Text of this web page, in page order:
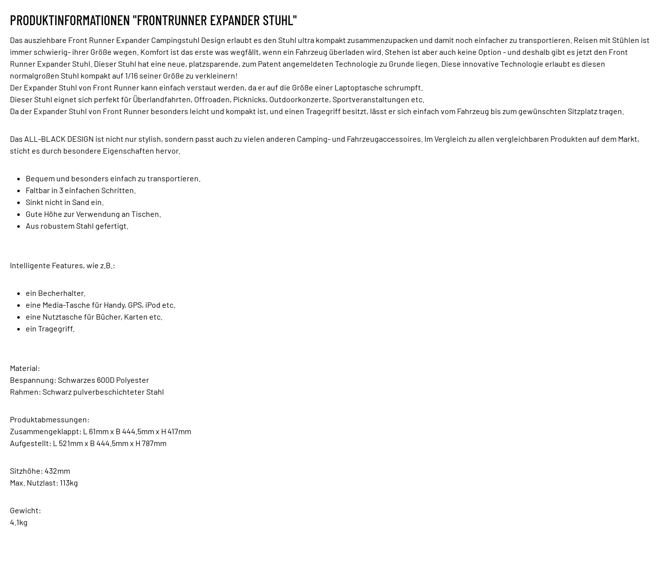
PRODUKTINFORMATIONEN "FRONTRUNNER EXPANDER STUHL"
Das ausziehbare Front Runner Expander Campingstuhl Design erlaubt es den Stuhl ultra kompakt zusammenzupacken und damit noch einfacher zu transportieren. Reisen mit Stühlen ist
immer schwierig- ihrer Größe wegen. Komfort ist das erste was wegfällt, wenn ein Fahrzeug überladen wird. Stehen ist aber auch keine Option - und deshalb gibt es jetzt den Front
Runner Expander Stuhl. Dieser Stuhl hat eine neue, platzsparende, zum Patent angemeldeten Technologie zu Grunde liegen. Diese innovative Technologie erlaubt es diesen
normalgroßen Stuhl kompakt auf 1/16 seiner Größe zu verkleinern!
Der Expander Stuhl von Front Runner kann einfach verstaut werden, da er auf die Größe einer Laptoptasche schrumpft.
Dieser Stuhl eignet sich perfekt für Überlandfahrten, Offroaden, Picknicks, Outdoorkonzerte, Sportveranstaltungen etc.
Da der Expander Stuhl von Front Runner besonders leicht und kompakt ist, und einen Tragegriff besitzt, lässt er sich einfach vom Fahrzeug bis zum gewünschten Sitzplatz tragen.
Das ALL-BLACK DESIGN ist nicht nur stylish, sondern passt auch zu vielen anderen Camping- und Fahrzeugaccessoires. Im Vergleich zu allen vergleichbaren Produkten auf dem Markt,
sticht es durch besondere Eigenschaften hervor.
Bequem und besonders einfach zu transportieren.
Faltbar in 3 einfachen Schritten.
Sinkt nicht in Sand ein.
Gute Höhe zur Verwendung an Tischen.
Aus robustem Stahl gefertigt.
Intelligente Features, wie z.B.:
ein Becherhalter.
eine Media-Tasche für Handy, GPS, iPod etc.
eine Nutztasche für Bücher, Karten etc.
ein Tragegriff.
Material:
Bespannung: Schwarzes 600D Polyester
Rahmen: Schwarz pulverbeschichteter Stahl
Produktabmessungen:
Zusammengeklappt: L 61mm x B 444.5mm x H 417mm
Aufgestellt: L 521mm x B 444.5mm x H 787mm
Sitzhöhe: 432mm
Max. Nutzlast: 113kg
Gewicht:
4.1kg